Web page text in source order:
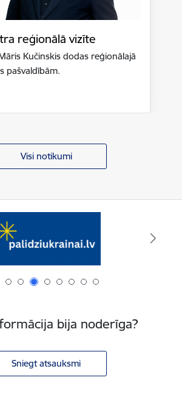
reģionālā vizīte
Kučinskis dodas reģionālajā
pašvaldībām.
Visi notikumi
bija noderīga?
Sniegt atsauksmi